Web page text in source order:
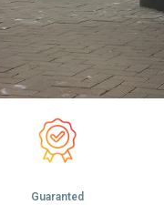
Guaranted